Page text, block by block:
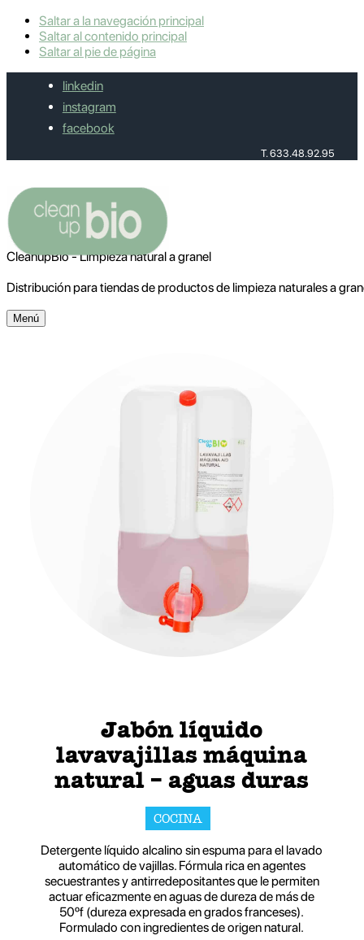
Saltar a la navegación principal
Saltar al contenido principal
Saltar al pie de página
linkedin
instagram
facebook
T. 633.48.92.95
CleanupBio - Limpieza natural a granel
Distribución para tiendas de productos de limpieza naturales a
Menú
Jabón líquido
lavavajillas máquina
natural – aguas duras
COCINA
Detergente líquido alcalino sin espuma para el lavado
automático de vajillas. Fórmula rica en agentes
secuestrantes y antirredepositantes que le permiten
actuar eficazmente en aguas de dureza de más de
50ºf (dureza expresada en grados franceses).
Formulado con ingredientes de origen natural.